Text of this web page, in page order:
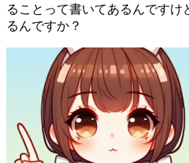
ることって書いてあるんです
るんですか？